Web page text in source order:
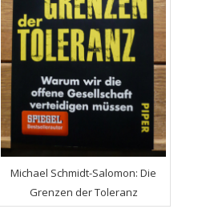
Michael Schmidt-Salomon: Die
Grenzen der Toleranz